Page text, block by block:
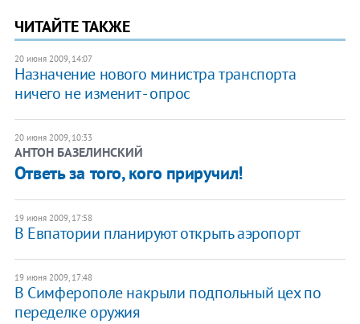
ЧИТАЙТЕ ТАКЖЕ
20 июня 2009, 14:07
Назначение нового министра транспорта
ничего не изменит - опрос
20 июня 2009, 10:33
АНТОН БАЗЕЛИНСКИЙ
Ответь за того, кого приручил!
19 июня 2009, 17:58
В Евпатории планируют открыть аэропорт
19 июня 2009, 17:48
В Симферополе накрыли подпольный цех по
переделке оружия